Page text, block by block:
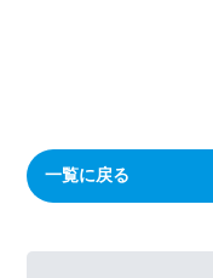
一覧に戻る